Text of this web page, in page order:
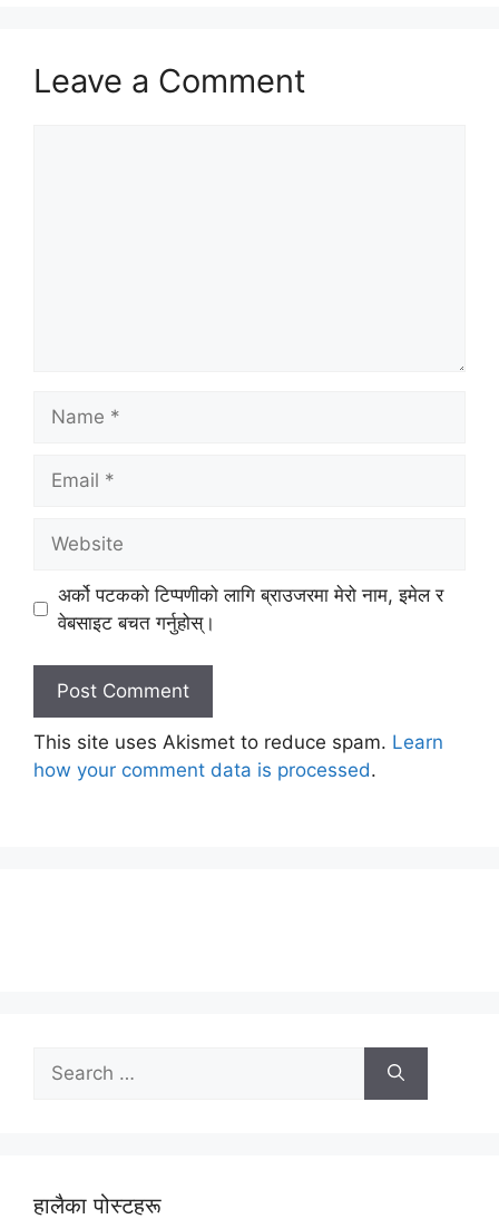
Leave a Comment
अर्को पटकको टिप्पणीको लागि ब्राउजरमा मेरो नाम, इमेल र
वेबसाइट बचत गर्नुहोस्।
This site uses Akismet to reduce spam. Learn
how your comment data is processed.
for:
हालैका पोस्टहरू